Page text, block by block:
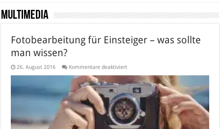
Multimedia
Fotobearbeitung für Einsteiger – was sollte
man wissen?
26. August 2016 Kommentare deaktiviertfür
für
Einsteiger
–
was
sollte
man
wissen?